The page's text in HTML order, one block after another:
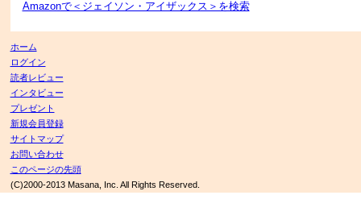
Amazonで＜ジェイソン・アイザックス＞を検索
ホーム
ログイン
読者レビュー
インタビュー
プレゼント
新規会員登録
サイトマップ
お問い合わせ
このページの先頭
(C)2000-2013 Masana, Inc. All Rights Reserved.